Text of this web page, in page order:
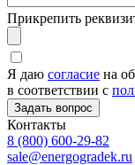
Прикрепить
Я даю согласие на
в соответствии с
Контакты
8 (800) 600-29-82
sale@energogradek.ru